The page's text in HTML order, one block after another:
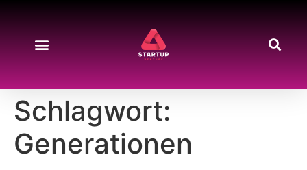
Schlagwort:
Generationen